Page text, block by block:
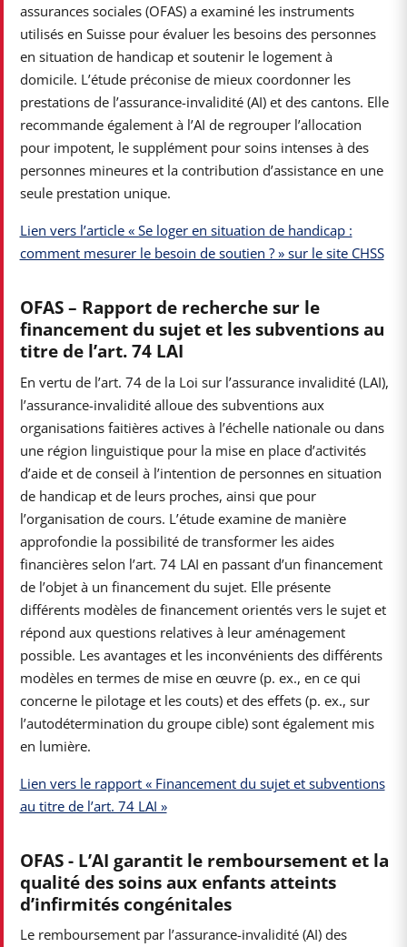
assurances sociales (OFAS) a examiné les instruments
utilisés en Suisse pour évaluer les besoins des personnes
en situation de handicap et soutenir le logement à
domicile. L’étude préconise de mieux coordonner les
prestations de l’assurance-invalidité (AI) et des cantons. Elle
recommande également à l’AI de regrouper l’allocation
pour impotent, le supplément pour soins intenses à des
personnes mineures et la contribution d’assistance en une
seule prestation unique.
Lien vers l’article « Se loger en situation de handicap :
comment mesurer le besoin de soutien ? » sur le site CHSS
OFAS – Rapport de recherche sur le
financement du sujet et les subventions au
titre de l’art. 74 LAI
En vertu de l’art. 74 de la Loi sur l’assurance invalidité (LAI),
l’assurance-invalidité alloue des subventions aux
organisations faitières actives à l’échelle nationale ou dans
une région linguistique pour la mise en place d’activités
d’aide et de conseil à l’intention de personnes en situation
de handicap et de leurs proches, ainsi que pour
l’organisation de cours. L’étude examine de manière
approfondie la possibilité de transformer les aides
financières selon l’art. 74 LAI en passant d’un financement
de l’objet à un financement du sujet. Elle présente
différents modèles de financement orientés vers le sujet et
répond aux questions relatives à leur aménagement
possible. Les avantages et les inconvénients des différents
modèles en termes de mise en œuvre (p. ex., en ce qui
concerne le pilotage et les couts) et des effets (p. ex., sur
l’autodétermination du groupe cible) sont également mis
en lumière.
Lien vers le rapport « Financement du sujet et subventions
au titre de l’art. 74 LAI »
OFAS - L’AI garantit le remboursement et la
qualité des soins aux enfants atteints
d’infirmités congénitales
Le remboursement par l’assurance-invalidité (AI) des